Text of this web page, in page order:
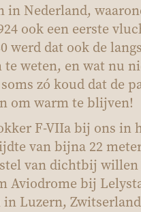
Nederland,
ook een eerste
werd dat ook de
weten, en wat nu
zó koud dat de
om warm te blijven!
F-VIIa bij ons
van bijna 22
van dichtbij
Aviodrome bij
Luzern,